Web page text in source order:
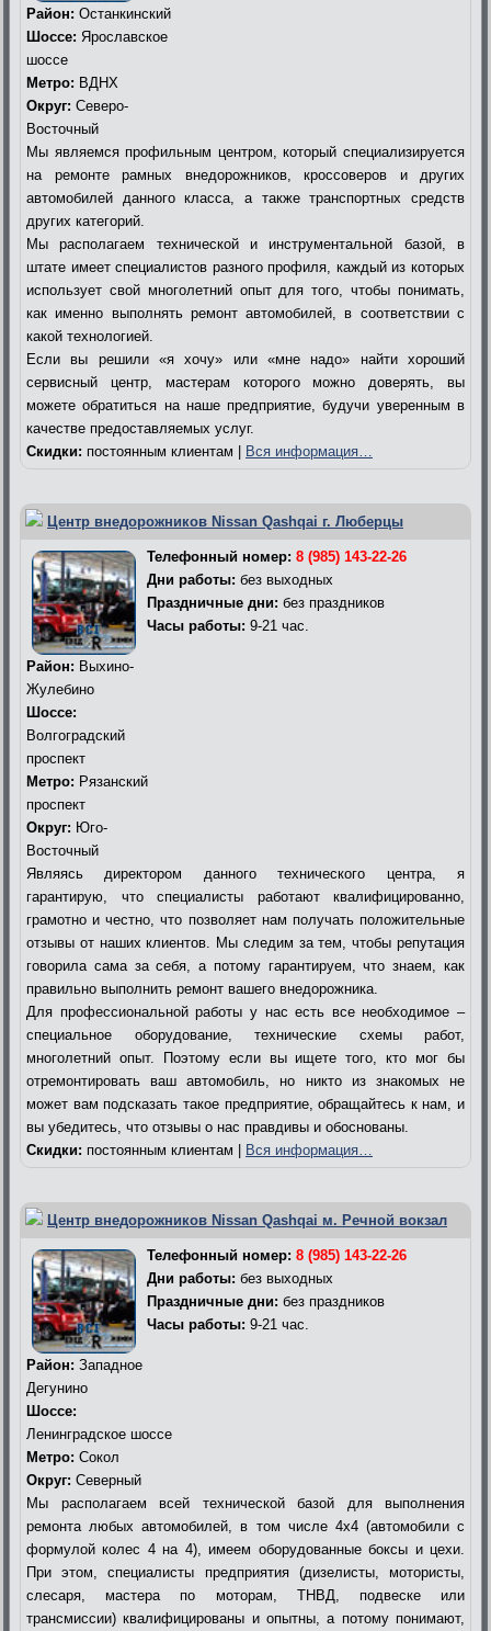
Район: Останкинский
Шоссе: Ярославское
шоссе
Метро: ВДНХ
Округ: Северо-
Восточный
Мы являемся профильным центром, который специализируется
на ремонте рамных внедорожников, кроссоверов и других
автомобилей данного класса, а также транспортных средств
других категорий.
Мы располагаем технической и инструментальной базой, в
штате имеет специалистов разного профиля, каждый из которых
использует свой многолетний опыт для того, чтобы понимать,
как именно выполнять ремонт автомобилей, в соответствии с
какой технологией.
Если вы решили «я хочу» или «мне надо» найти хороший
сервисный центр, мастерам которого можно доверять, вы
можете обратиться на наше предприятие, будучи уверенным в
качестве предоставляемых услуг.
Скидки: постоянным клиентам | Вся информация…
Центр внедорожников Nissan Qashqai г. Люберцы
Телефонный номер: 8 (985) 143-22-26
Дни работы: без выходных
Праздничные дни: без праздников
Часы работы: 9-21 час.
Район: Выхино-
Жулебино
Шоссе:
Волгоградский
проспект
Метро: Рязанский
проспект
Округ: Юго-
Восточный
Являясь директором данного технического центра, я
гарантирую, что специалисты работают квалифицированно,
грамотно и честно, что позволяет нам получать положительные
отзывы от наших клиентов. Мы следим за тем, чтобы репутация
говорила сама за себя, а потому гарантируем, что знаем, как
правильно выполнить ремонт вашего внедорожника.
Для профессиональной работы у нас есть все необходимое –
специальное оборудование, технические схемы работ,
многолетний опыт. Поэтому если вы ищете того, кто мог бы
отремонтировать ваш автомобиль, но никто из знакомых не
может вам подсказать такое предприятие, обращайтесь к нам, и
вы убедитесь, что отзывы о нас правдивы и обоснованы.
Скидки: постоянным клиентам | Вся информация…
Центр внедорожников Nissan Qashqai м. Речной вокзал
Телефонный номер: 8 (985) 143-22-26
Дни работы: без выходных
Праздничные дни: без праздников
Часы работы: 9-21 час.
Район: Западное
Дегунино
Шоссе:
Ленинградское шоссе
Метро: Сокол
Округ: Северный
Мы располагаем всей технической базой для выполнения
ремонта любых автомобилей, в том числе 4х4 (автомобили с
формулой колес 4 на 4), имеем оборудованные боксы и цехи.
При этом, специалисты предприятия (дизелисты, мотористы,
слесаря, мастера по моторам, ТНВД, подвеске или
трансмиссии) квалифицированы и опытны, а потому понимают,